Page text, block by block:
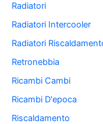
Radiatori
Radiatori Intercooler
Radiatori
Retronebbia
Ricambi Cambi
Ricambi D'epoca
Riscaldamento